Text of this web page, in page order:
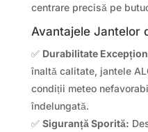
centrare precisă pe
Avantajele Jantelor
✅ Durabilitate
înaltă calitate, jantele
condiții meteo
îndelungată.
✅ Siguranță Sporită: